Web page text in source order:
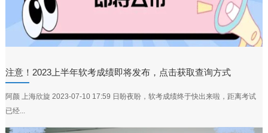
注意！2023上半年软考成绩即将发布，点击获取查询方式
阿颜 上海欣旋 2023-07-10 17:59 日盼夜盼，软考成绩终于快出来啦，距离考试
已经...